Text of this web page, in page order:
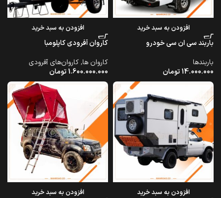
افزودن به سبد خرید
باربند سی ان سی خودرو
باربندها
14.000.000تومان
افزودن به سبد خرید
کاروان آفرودی کاپلومبا
کاروان ها,کاروان‌های آفرودی
1.600.000.000تومان
افزودن به سبد خرید افزودن به سبد خرید